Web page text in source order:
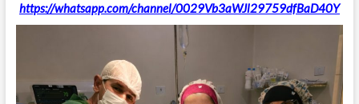
https://whatsapp.com/channel/0029Vb3aWJl29759dfBaD40Y